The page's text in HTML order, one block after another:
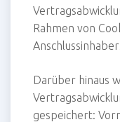
Rahmen von
Darüber hinaus
gespeichert: